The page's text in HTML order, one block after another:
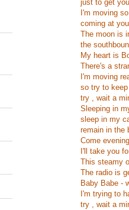
just to get
I'm moving
coming at you
The moon is
the
My heart is
There's a
I'm moving
so try to keep
try , wait a
Sleeping in
sleep in my
remain in the
Come
I'll take you
This steamy
The radio is
Baby Babe -
I'm trying to
try , wait a